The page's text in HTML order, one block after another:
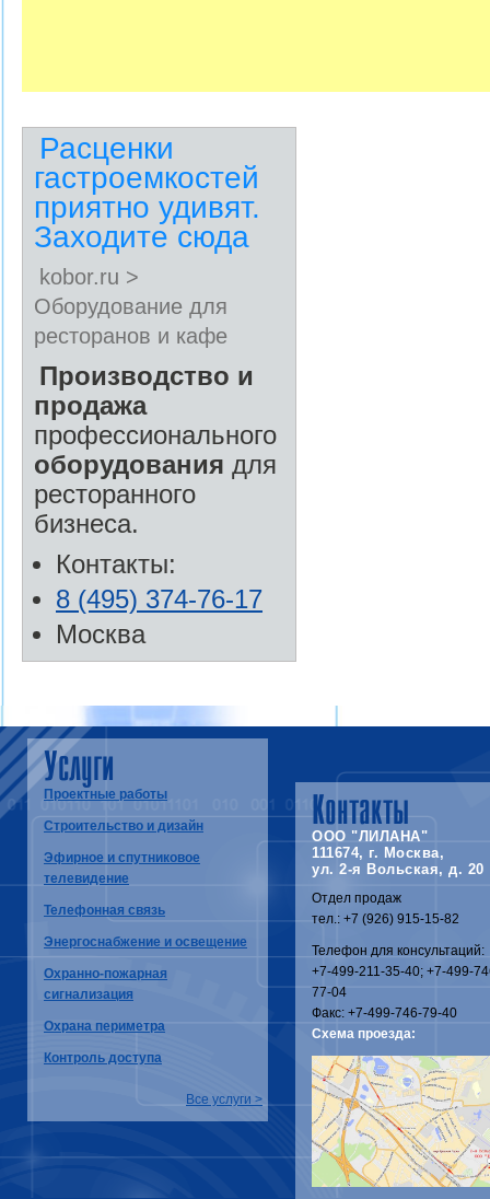
Расценки
гастроемкостей
приятно удивят.
Заходите сюда
kobor.ru >
Оборудование для
ресторанов и кафе
Производство и
продажа
профессионального
оборудования для
ресторанного
бизнеса.
Контакты:
8 (495) 374-76-17
Москва
Услуги
Проектные работы
Строительство и дизайн
Эфирное и спутниковое
телевидение
Телефонная связь
Энергоснабжение и освещение
Охранно-пожарная
сигнализация
Охрана периметра
Контроль доступа
Все услуги >
Контакты
ООО "ЛИЛАНА"
111674, г. Москва,
ул. 2-я Вольская, д. 20
Отдел продаж
тел.: +7 (926) 915-15-82
Телефон для консультаций:
+7-499-211-35-40; +7-499-
77-04
Факс: +7-499-746-79-40
Схема проезда: